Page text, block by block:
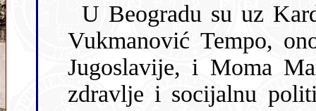
U Beogradu su uz Kardelja na tom
Vukmanović Tempo,
Jugoslavije, i Moma
zdravlje i socijalnu politiku (jugoslavenski ministar zdravlja,